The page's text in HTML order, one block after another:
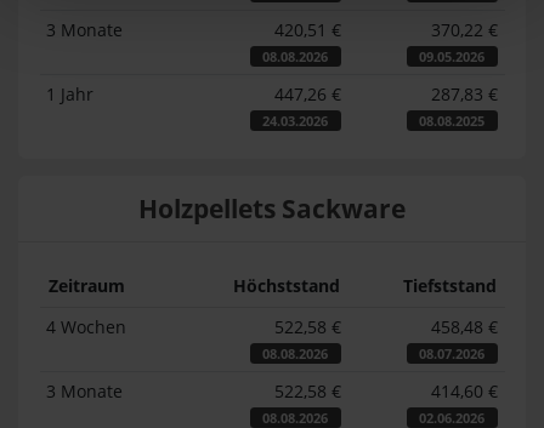
3 Monate 420,51 €
08.08.2026
370,22 €
09.05.2026
1 Jahr 447,26 €
24.03.2026
287,83 €
08.08.2025
Holzpellets Sackware
Zeitraum Höchststand
Tiefststand
4 Wochen
522,58 €
08.08.2026
458,48 €
08.07.2026
3 Monate 522,58 €
08.08.2026
414,60 €
02.06.2026